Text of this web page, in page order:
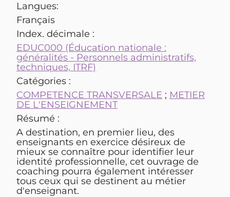
Langues:
Français
Index. décimale :
EDUC000 (Éducation nationale :
généralités - Personnels administratifs,
techniques, ITRF)
Catégories :
COMPETENCE TRANSVERSALE ; METIER
DE L'ENSEIGNEMENT
Résumé :
A destination, en premier lieu, des
enseignants en exercice désireux de
mieux se connaître pour identifier leur
identité professionnelle, cet ouvrage de
coaching pourra également intéresser
tous ceux qui se destinent au métier
d'enseignant.